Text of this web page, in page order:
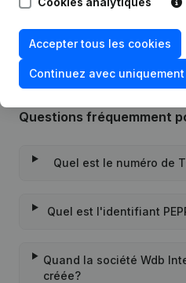
04-07-2016
Questions fréquemment
Quel est le numéro de
Quel est l'identifiant
Quand la société Wdb
créée?
Accepter tous les cookies
Continuez avec